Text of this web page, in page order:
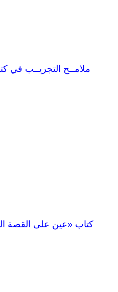
ملامــح التجريــب في
كتاب «عين على القصة